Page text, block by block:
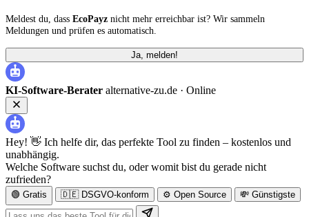
Meldest du, dass EcoPayz nicht mehr erreichbar ist? Wir sammeln
Meldungen und prüfen es automatisch.
Ja, melden!
KI-Software-Berater alternative-zu.de · Online
Hey! 👋 Ich helfe dir, das perfekte Tool zu finden – kostenlos und
unabhängig.
Welche Software suchst du, oder womit bist du gerade nicht
zufrieden?
🟢 Gratis 🇩🇪 DSGVO-konform ⚙️ Open Source 💸 Günstigste